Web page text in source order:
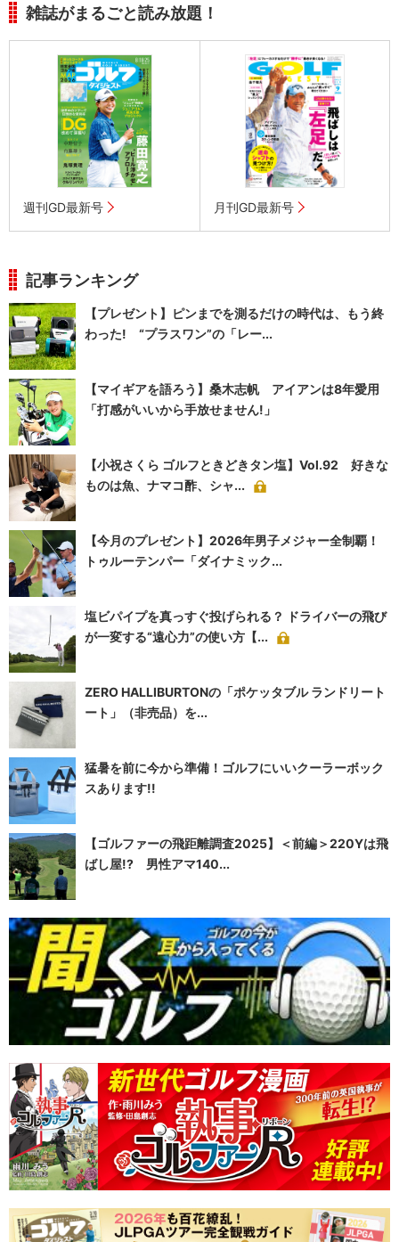
雑誌がまるごと読み放題！
週刊GD最新号 月刊GD最新号
記事ランキング
【プレゼント】ピンまでを測るだけの時代は、もう終
わった! “プラスワン”の「レー...
【マイギアを語ろう】桑木志帆 アイアンは8年愛用
「打感がいいから手放せません!」
【小祝さくら ゴルフときどきタン塩】Vol.92 好きな
ものは魚、ナマコ酢、シャ...
【今月のプレゼント】2026年男子メジャー全制覇！
トゥルーテンパー「ダイナミック...
塩ビパイプを真っすぐ投げられる？ ドライバーの飛び
が一変する“遠心力”の使い方【...
ZERO HALLIBURTONの「ポケッタブル ランドリート
ート」（非売品）を...
猛暑を前に今から準備！ゴルフにいいクーラーボック
スあります!!
【ゴルファーの飛距離調査2025】＜前編＞220Yは飛
ばし屋!? 男性アマ140...